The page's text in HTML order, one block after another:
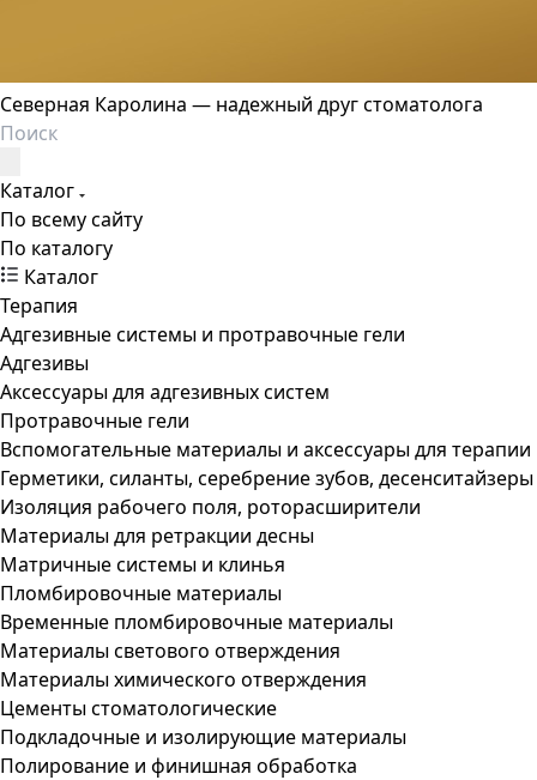
Северная Каролина — надежный друг стоматолога
Каталог
По всему сайту
По каталогу
Каталог
Терапия
Адгезивные системы и протравочные гели
Адгезивы
Аксессуары для адгезивных систем
Протравочные гели
Вспомогательные материалы и аксессуары для терапии
Герметики, силанты, серебрение зубов, десенситайзеры
Изоляция рабочего поля, роторасширители
Материалы для ретракции десны
Матричные системы и клинья
Пломбировочные материалы
Временные пломбировочные материалы
Материалы светового отверждения
Материалы химического отверждения
Цементы стоматологические
Подкладочные и изолирующие материалы
Полирование и финишная обработка